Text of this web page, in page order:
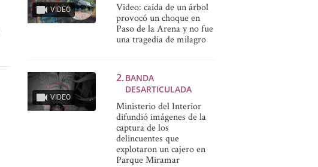
VIDEO
Video: caída de un árbol
provocó un choque en
Paso de la Arena y no fue
una tragedia de milagro
VIDEO
BANDA
DESARTICULADA
Ministerio del Interior
difundió imágenes de la
captura de los
delincuentes que
explotaron un cajero en
Parque Miramar